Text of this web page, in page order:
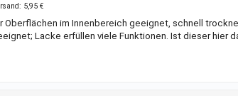
5,95 €
Oberflächen im Innenbereich geeignet, schnell
Lacke erfüllen viele Funktionen. Ist dieser hier
bis zu 10 m² lassen sich mit dem Inhalt von 0,75 l